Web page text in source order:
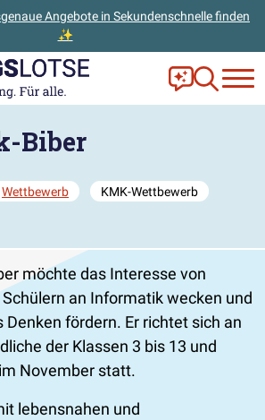
Angebote in Sekundenschnelle finden
✨
Seite springen
Frag Ella!
Zur
Biber
Wettbewerb
KMK-Wettbewerb
möchte das Interesse von
an Informatik wecken und
fördern. Er richtet sich an
der Klassen 3 bis 13 und
November statt.
lebensnahen und